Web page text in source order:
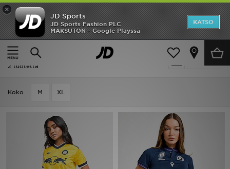
×
JD Sports
JD Sports Fashion PLC
MAKSUTON - Google Playssä
KATSO
Etusivu
Naiset Naisten vaatteet Voetbalschoenen
Suodata
Naiset - Voetbalschoenen
2 tuotetta
Koko M XL
Etusivu
Ale
Uutuudet